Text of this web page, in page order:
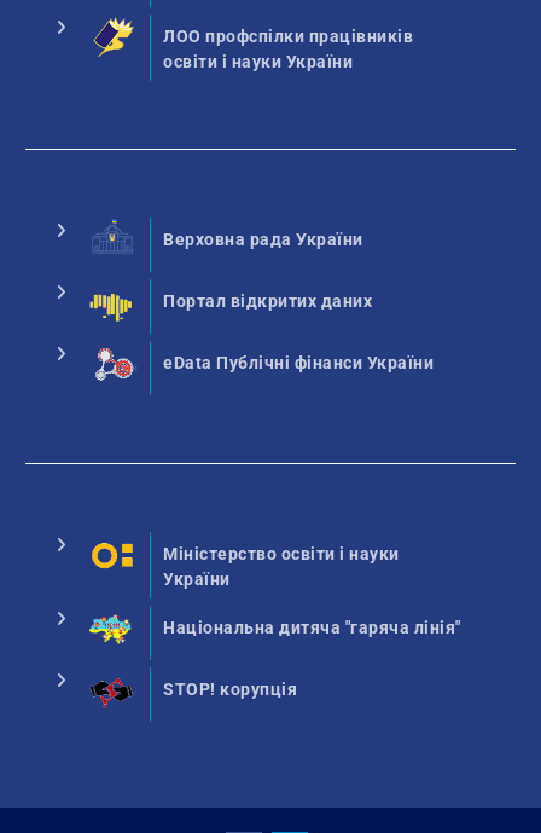
ЛОО профспілки працівників
освіти і науки України
Верховна рада України
Портал відкритих даних
eData Публічні фінанси України
Міністерство освіти і науки
України
Національна дитяча "гаряча лінія"
STOP! корупція